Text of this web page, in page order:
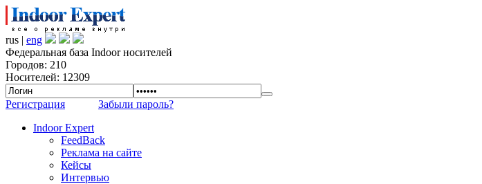
rus | eng
Федеральная база Indoor носителей
Городов: 210
Носителей: 12309
Регистрация
Забыли пароль?
Indoor Expert
FeedBack
Реклама на сайте
Кейсы
Интервью